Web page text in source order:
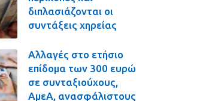
διπλασιάζονται οι
συντάξεις χηρείας
Αλλαγές στο ετήσιο
επίδομα των 300 ευρώ
σε συνταξιούχους,
ΑμεΑ, ανασφάλιστους